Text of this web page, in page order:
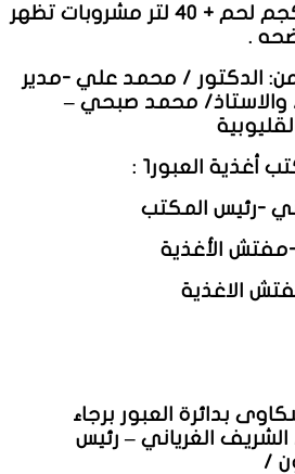
سابعا/ تم إعدام ٢٥كجم لحم + ٤٠ لتر مشروبات تظهر
.
الدكتور / محمد علي -مدير
، والاستاذ/ محمد صبحي –
العبور١ :
-رئيس المكتب
مفتش الأغذية
الاغذية
بدائرة العبور برجاء
الشريف الغرياني – رئيس
/